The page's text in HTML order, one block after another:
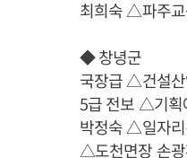
최희숙 △파주
◆ 창녕군
국장급 △건설
5급 전보 △기획
박정숙 △일자
△도천면장 손